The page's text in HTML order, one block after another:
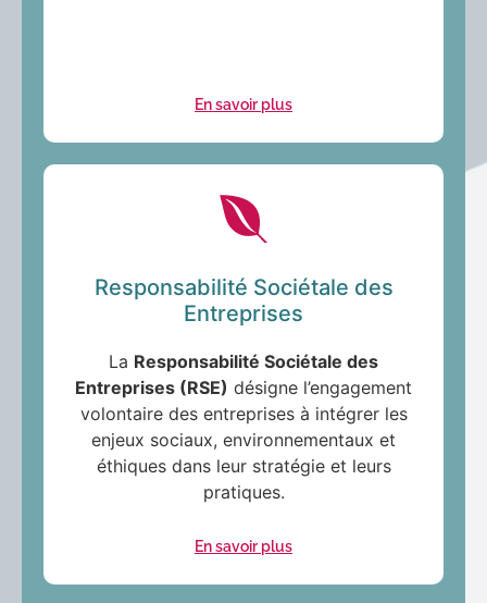
En savoir plus
Responsabilité Sociétale des
Entreprises
La Responsabilité Sociétale des
Entreprises (RSE) désigne l’engagement
volontaire des entreprises à intégrer les
enjeux sociaux, environnementaux et
éthiques dans leur stratégie et leurs
pratiques.
En savoir plus